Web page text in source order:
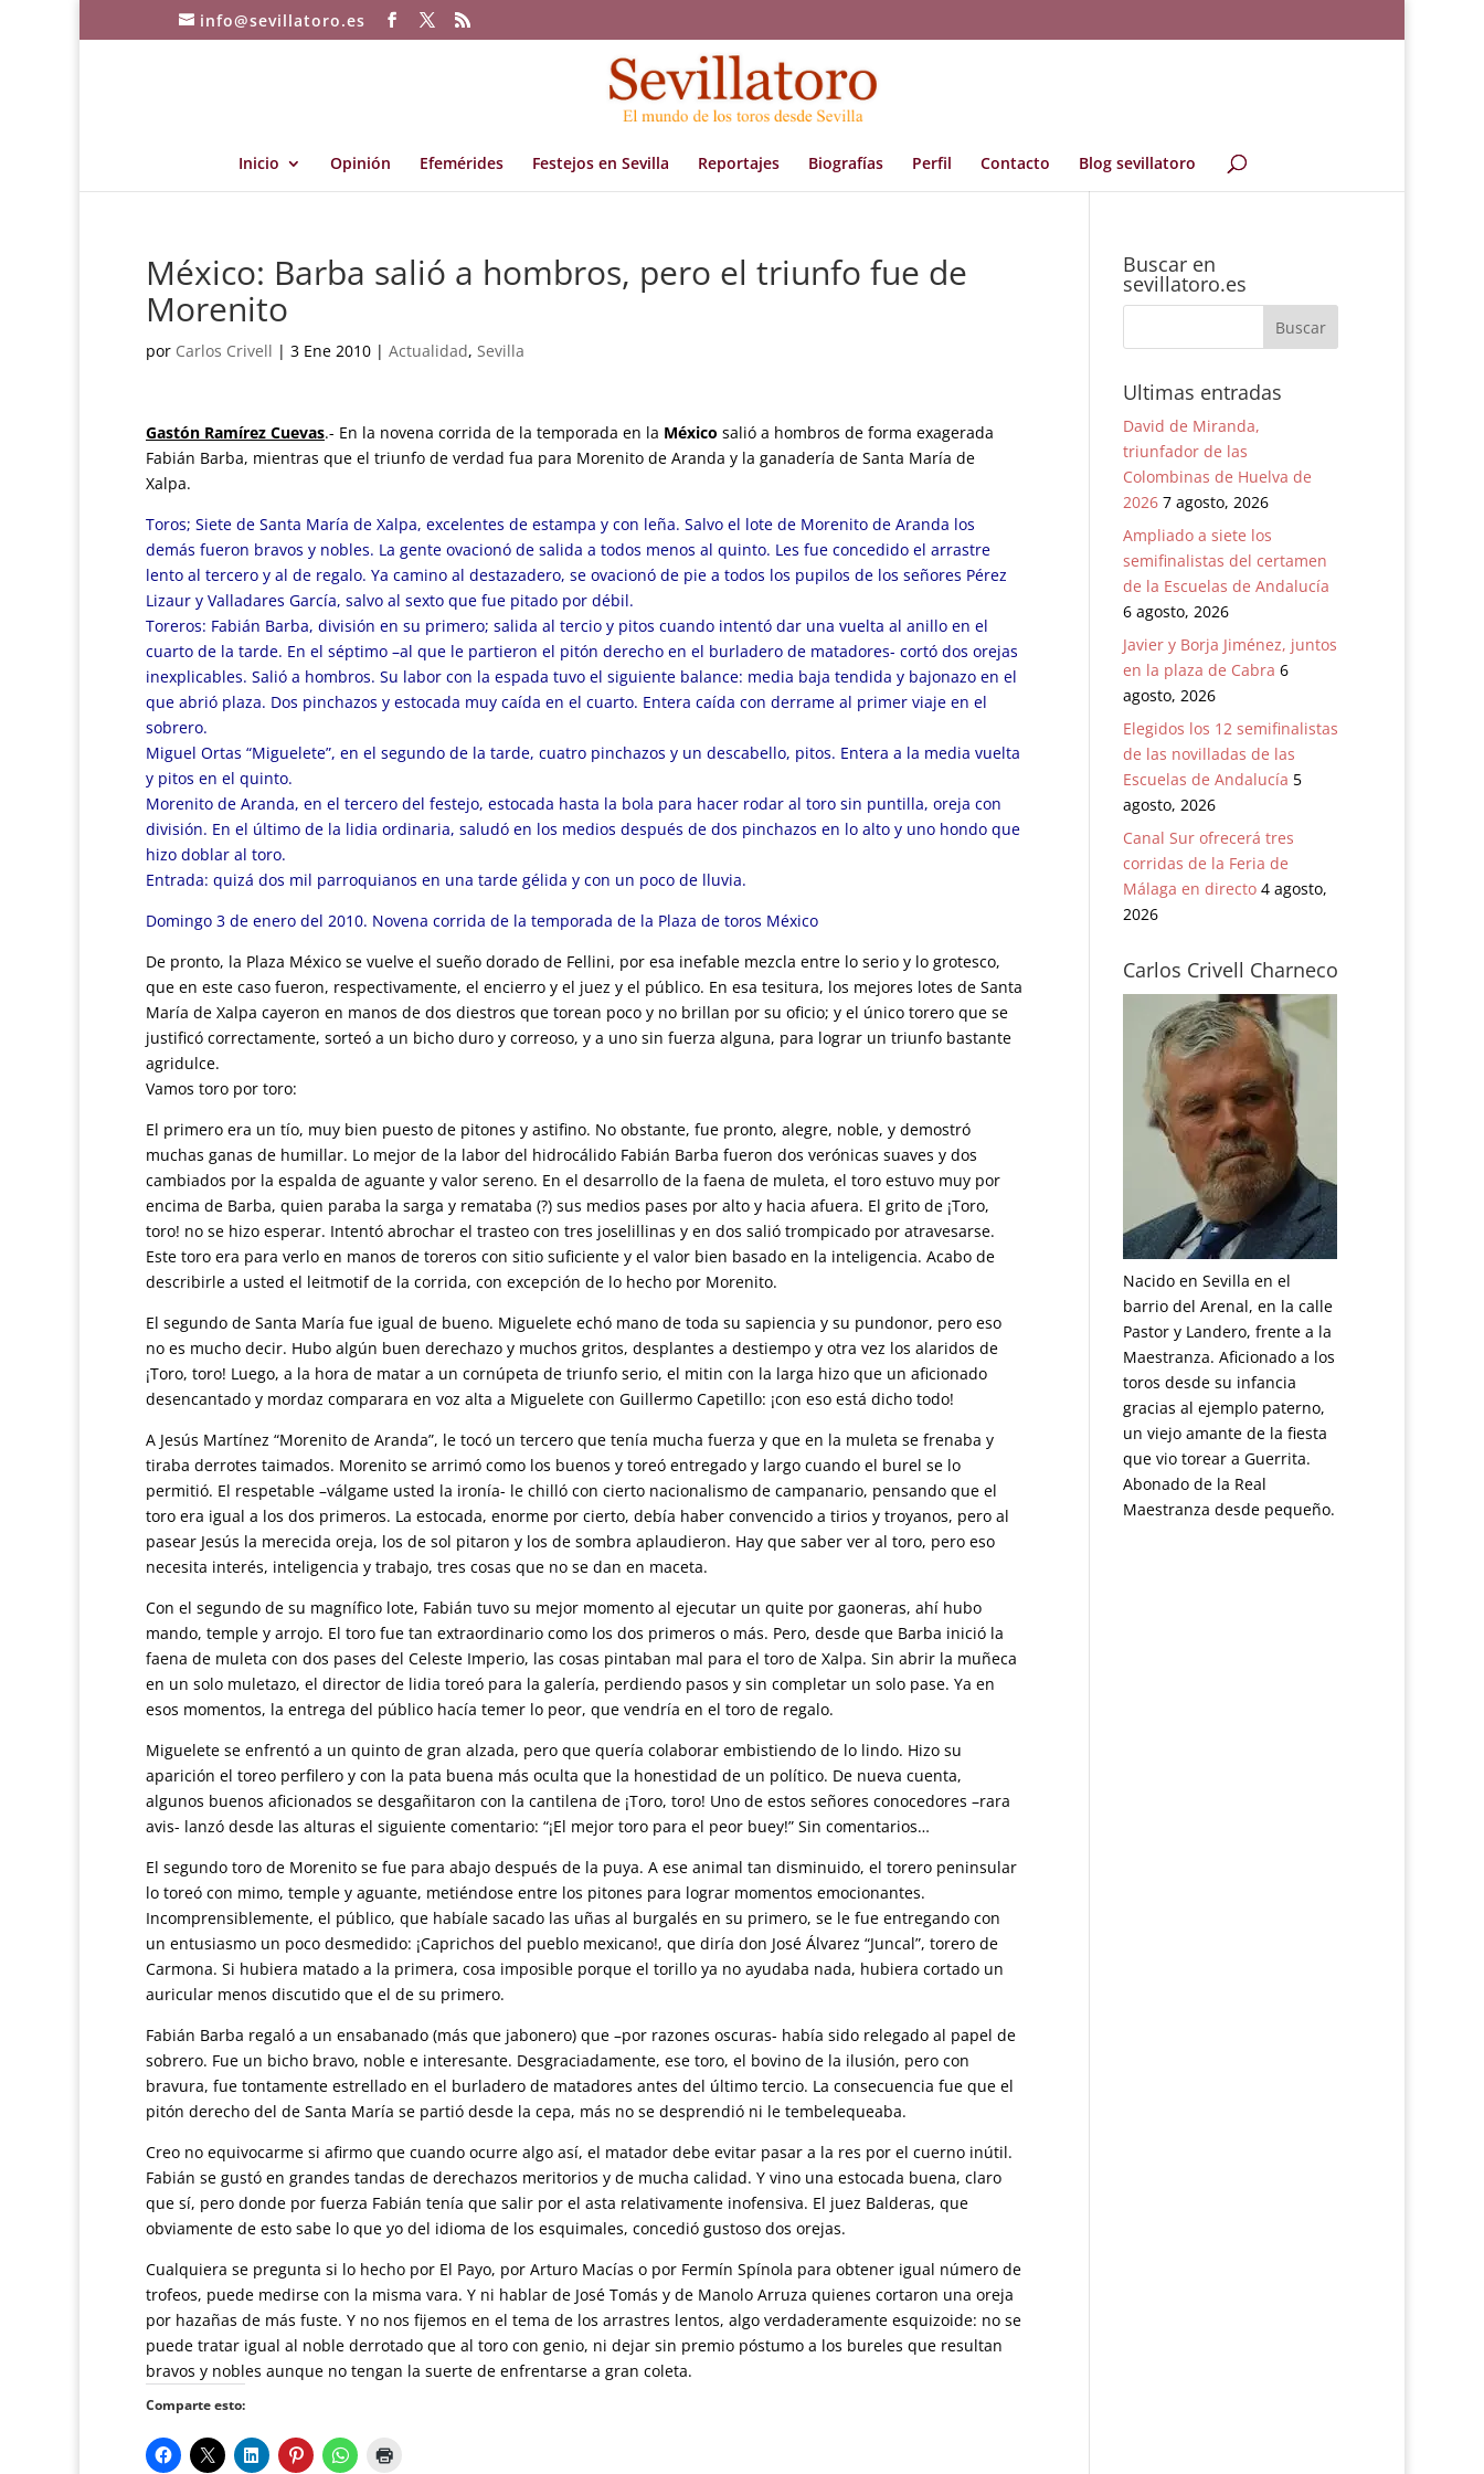
info@sevillatoro.es
Inicio Opinión Efemérides Festejos en Sevilla Reportajes Biografías Perfil Contacto Blog sevillatoro
México: Barba salió a hombros, pero el triunfo fue de
Morenito
por Carlos Crivell | 3 Ene 2010 | Actualidad, Sevilla
Gastón Ramírez Cuevas.- En la novena corrida de la temporada en la México salió a hombros de forma exagerada
Fabián Barba, mientras que el triunfo de verdad fua para Morenito de Aranda y la ganadería de Santa María de
Xalpa.
Toros; Siete de Santa María de Xalpa, excelentes de estampa y con leña. Salvo el lote de Morenito de Aranda los
demás fueron bravos y nobles. La gente ovacionó de salida a todos menos al quinto. Les fue concedido el arrastre
lento al tercero y al de regalo. Ya camino al destazadero, se ovacionó de pie a todos los pupilos de los señores Pérez
Lizaur y Valladares García, salvo al sexto que fue pitado por débil.
Toreros: Fabián Barba, división en su primero; salida al tercio y pitos cuando intentó dar una vuelta al anillo en el
cuarto de la tarde. En el séptimo –al que le partieron el pitón derecho en el burladero de matadores- cortó dos orejas
inexplicables. Salió a hombros. Su labor con la espada tuvo el siguiente balance: media baja tendida y bajonazo en el
que abrió plaza. Dos pinchazos y estocada muy caída en el cuarto. Entera caída con derrame al primer viaje en el
sobrero.
Miguel Ortas “Miguelete”, en el segundo de la tarde, cuatro pinchazos y un descabello, pitos. Entera a la media vuelta
y pitos en el quinto.
Morenito de Aranda, en el tercero del festejo, estocada hasta la bola para hacer rodar al toro sin puntilla, oreja con
división. En el último de la lidia ordinaria, saludó en los medios después de dos pinchazos en lo alto y uno hondo que
hizo doblar al toro.
Entrada: quizá dos mil parroquianos en una tarde gélida y con un poco de lluvia.
Domingo 3 de enero del 2010. Novena corrida de la temporada de la Plaza de toros México
De pronto, la Plaza México se vuelve el sueño dorado de Fellini, por esa inefable mezcla entre lo serio y lo grotesco,
que en este caso fueron, respectivamente, el encierro y el juez y el público. En esa tesitura, los mejores lotes de Santa
María de Xalpa cayeron en manos de dos diestros que torean poco y no brillan por su oficio; y el único torero que se
justificó correctamente, sorteó a un bicho duro y correoso, y a uno sin fuerza alguna, para lograr un triunfo bastante
agridulce.
Vamos toro por toro:
El primero era un tío, muy bien puesto de pitones y astifino. No obstante, fue pronto, alegre, noble, y demostró
muchas ganas de humillar. Lo mejor de la labor del hidrocálido Fabián Barba fueron dos verónicas suaves y dos
cambiados por la espalda de aguante y valor sereno. En el desarrollo de la faena de muleta, el toro estuvo muy por
encima de Barba, quien paraba la sarga y remataba (?) sus medios pases por alto y hacia afuera. El grito de ¡Toro,
toro! no se hizo esperar. Intentó abrochar el trasteo con tres joselillinas y en dos salió trompicado por atravesarse.
Este toro era para verlo en manos de toreros con sitio suficiente y el valor bien basado en la inteligencia. Acabo de
describirle a usted el leitmotif de la corrida, con excepción de lo hecho por Morenito.
El segundo de Santa María fue igual de bueno. Miguelete echó mano de toda su sapiencia y su pundonor, pero eso
no es mucho decir. Hubo algún buen derechazo y muchos gritos, desplantes a destiempo y otra vez los alaridos de
¡Toro, toro! Luego, a la hora de matar a un cornúpeta de triunfo serio, el mitin con la larga hizo que un aficionado
desencantado y mordaz comparara en voz alta a Miguelete con Guillermo Capetillo: ¡con eso está dicho todo!
A Jesús Martínez “Morenito de Aranda”, le tocó un tercero que tenía mucha fuerza y que en la muleta se frenaba y
tiraba derrotes taimados. Morenito se arrimó como los buenos y toreó entregado y largo cuando el burel se lo
permitió. El respetable –válgame usted la ironía- le chilló con cierto nacionalismo de campanario, pensando que el
toro era igual a los dos primeros. La estocada, enorme por cierto, debía haber convencido a tirios y troyanos, pero al
pasear Jesús la merecida oreja, los de sol pitaron y los de sombra aplaudieron. Hay que saber ver al toro, pero eso
necesita interés, inteligencia y trabajo, tres cosas que no se dan en maceta.
Con el segundo de su magnífico lote, Fabián tuvo su mejor momento al ejecutar un quite por gaoneras, ahí hubo
mando, temple y arrojo. El toro fue tan extraordinario como los dos primeros o más. Pero, desde que Barba inició la
faena de muleta con dos pases del Celeste Imperio, las cosas pintaban mal para el toro de Xalpa. Sin abrir la muñeca
en un solo muletazo, el director de lidia toreó para la galería, perdiendo pasos y sin completar un solo pase. Ya en
esos momentos, la entrega del público hacía temer lo peor, que vendría en el toro de regalo.
Miguelete se enfrentó a un quinto de gran alzada, pero que quería colaborar embistiendo de lo lindo. Hizo su
aparición el toreo perfilero y con la pata buena más oculta que la honestidad de un político. De nueva cuenta,
algunos buenos aficionados se desgañitaron con la cantilena de ¡Toro, toro! Uno de estos señores conocedores –rara
avis- lanzó desde las alturas el siguiente comentario: “¡El mejor toro para el peor buey!” Sin comentarios…
El segundo toro de Morenito se fue para abajo después de la puya. A ese animal tan disminuido, el torero peninsular
lo toreó con mimo, temple y aguante, metiéndose entre los pitones para lograr momentos emocionantes.
Incomprensiblemente, el público, que habíale sacado las uñas al burgalés en su primero, se le fue entregando con
un entusiasmo un poco desmedido: ¡Caprichos del pueblo mexicano!, que diría don José Álvarez “Juncal”, torero de
Carmona. Si hubiera matado a la primera, cosa imposible porque el torillo ya no ayudaba nada, hubiera cortado un
auricular menos discutido que el de su primero.
Fabián Barba regaló a un ensabanado (más que jabonero) que –por razones oscuras- había sido relegado al papel de
sobrero. Fue un bicho bravo, noble e interesante. Desgraciadamente, ese toro, el bovino de la ilusión, pero con
bravura, fue tontamente estrellado en el burladero de matadores antes del último tercio. La consecuencia fue que el
pitón derecho del de Santa María se partió desde la cepa, más no se desprendió ni le tembelequeaba.
Creo no equivocarme si afirmo que cuando ocurre algo así, el matador debe evitar pasar a la res por el cuerno inútil.
Fabián se gustó en grandes tandas de derechazos meritorios y de mucha calidad. Y vino una estocada buena, claro
que sí, pero donde por fuerza Fabián tenía que salir por el asta relativamente inofensiva. El juez Balderas, que
obviamente de esto sabe lo que yo del idioma de los esquimales, concedió gustoso dos orejas.
Cualquiera se pregunta si lo hecho por El Payo, por Arturo Macías o por Fermín Spínola para obtener igual número de
trofeos, puede medirse con la misma vara. Y ni hablar de José Tomás y de Manolo Arruza quienes cortaron una oreja
por hazañas de más fuste. Y no nos fijemos en el tema de los arrastres lentos, algo verdaderamente esquizoide: no se
puede tratar igual al noble derrotado que al toro con genio, ni dejar sin premio póstumo a los bureles que resultan
bravos y nobles aunque no tengan la suerte de enfrentarse a gran coleta.
Comparte esto:
Buscar en
sevillatoro.es
Ultimas entradas
David de Miranda,
triunfador de las
Colombinas de Huelva de
2026 7 agosto, 2026
Ampliado a siete los
semifinalistas del certamen
de la Escuelas de Andalucía
6 agosto, 2026
Javier y Borja Jiménez, juntos
en la plaza de Cabra 6
agosto, 2026
Elegidos los 12 semifinalistas
de las novilladas de las
Escuelas de Andalucía 5
agosto, 2026
Canal Sur ofrecerá tres
corridas de la Feria de
Málaga en directo 4 agosto,
2026
Carlos Crivell Charneco
Nacido en Sevilla en el
barrio del Arenal, en la calle
Pastor y Landero, frente a la
Maestranza. Aficionado a los
toros desde su infancia
gracias al ejemplo paterno,
un viejo amante de la fiesta
que vio torear a Guerrita.
Abonado de la Real
Maestranza desde pequeño.